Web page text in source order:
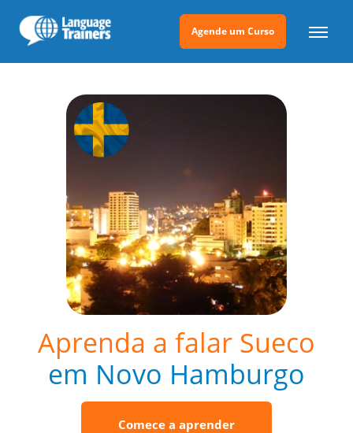
Agende um Curso
Aprenda a falar Sueco
em Novo Hamburgo
Comece a aprender